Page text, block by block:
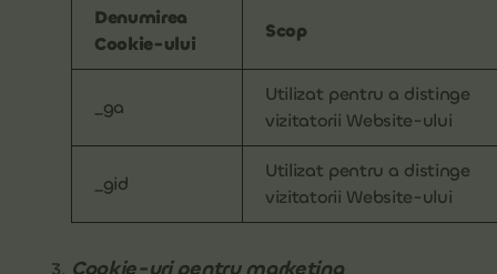
Denumirea
Cookie-ului
Scop
_ga
Utilizat pentru a distinge
vizitatorii Website-ului
_gid
Utilizat pentru a distinge
vizitatorii Website-ului
Cookie-uri pentru marketing